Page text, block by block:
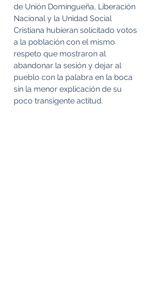
de Unión Domingueña, Liberación
Nacional y la Unidad Social
Cristiana hubieran solicitado votos
a la población con el mismo
respeto que mostraron al
abandonar la sesión y dejar al
pueblo con la palabra en la boca
sin la menor explicación de su
poco transigente actitud.